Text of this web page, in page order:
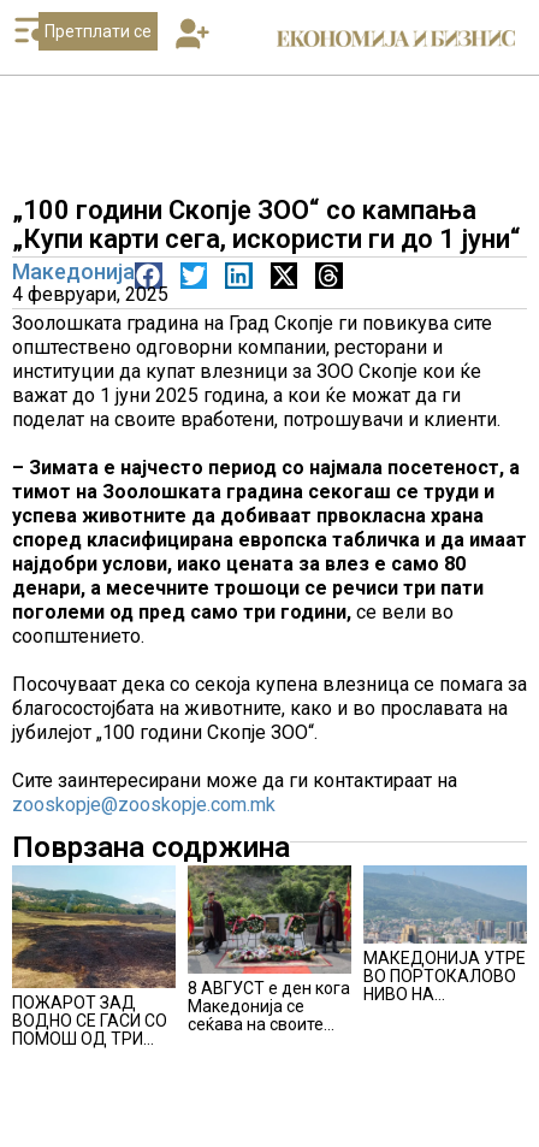
Претплати се
„100 години Скопје ЗОО“ со кампања
„Купи карти сега, искористи ги до 1 јуни“
Македонија
4 февруари, 2025
Зоолошката градина на Град Скопје ги повикува сите
општествено одговорни компании, ресторани и
институции да купат влезници за ЗОО Скопје кои ќе
важат до 1 јуни 2025 година, а кои ќе можат да ги
поделат на своите вработени, потрошувачи и клиенти.
– Зимата е најчесто период со најмала посетеност, а
тимот на Зоолошката градина секогаш се труди и
успева животните да добиваат првокласна храна
според класифицирана европска табличка и да имаат
најдобри услови, иако цената за влез е само 80
денари, а месечните трошоци се речиси три пати
поголеми од пред само три години, се вели во
соопштението.
Посочуваат дека со секоја купена влезница се помага за
благосостојбата на животните, како и во прославата на
јубилејот „100 години Скопје ЗОО“.
Сите заинтересирани може да ги контактираат на
zooskopje@zooskopje.com.mk
Поврзана содржина
ПОЖАРОТ ЗАД
ВОДНО СЕ ГАСИ СО
ПОМОШ ОД ТРИ
8 АВГУСТ е ден кога
Македонија се
сеќава на своите
МАКЕДОНИЈА УТРЕ
ВО ПОРТОКАЛОВО
НИВО НА